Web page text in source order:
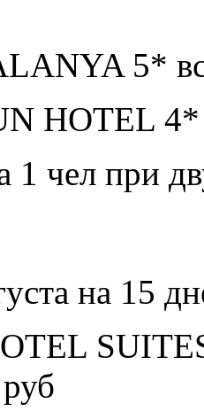
5*
HOTEL 4*
1 чел при
на 15